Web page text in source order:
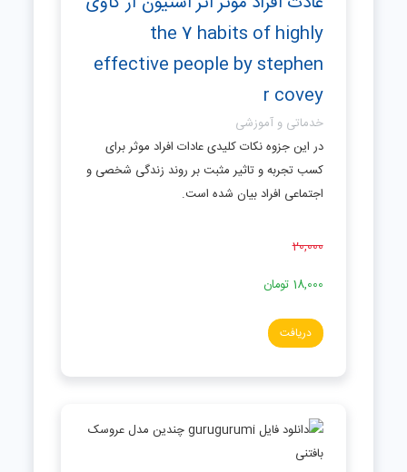
the 7 habits of highly
effective people by stephen
r covey
خدماتی و آموزشی
در این جزوه نکات کلیدی عادات افراد موثر برای
کسب تجربه و تاثیر مثبت بر روند زندگی شخصی و
اجتماعی افراد بیان شده است.
20,000
18,000 تومان
دریافت